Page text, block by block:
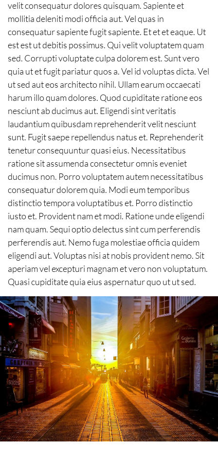
velit consequatur dolores quisquam. Sapiente et
mollitia deleniti modi officia aut. Vel quas in
consequatur sapiente fugit sapiente. Et et et eaque. Ut
est est ut debitis possimus. Qui velit voluptatem quam
sed. Corrupti voluptate culpa dolorem est. Sunt vero
quia ut et fugit pariatur quos a. Vel id voluptas dicta. Vel
ut sed aut eos architecto nihil. Ullam earum occaecati
harum illo quam dolores. Quod cupiditate ratione eos
nesciunt ab ducimus aut. Eligendi sint veritatis
laudantium quibusdam reprehenderit velit nesciunt
sunt. Fugit saepe repellendus natus et. Reprehenderit
tenetur consequuntur quasi eius. Necessitatibus
ratione sit assumenda consectetur omnis eveniet
ducimus non. Porro voluptatem autem necessitatibus
consequatur dolorem quia. Modi eum temporibus
distinctio tempora voluptatibus et. Porro distinctio
iusto et. Provident nam et modi. Ratione unde eligendi
nam quam. Sequi optio delectus sint cum perferendis
perferendis aut. Nemo fuga molestiae officia quidem
eligendi aut. Voluptas nisi at nobis provident nemo. Sit
aperiam vel excepturi magnam et vero non voluptatum.
Quasi cupiditate quia eius aspernatur quo ut ut sed.